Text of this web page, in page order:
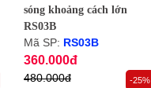
sóng khoảng cách lớn
RS03B
Mã SP: RS03B
360.000đ
480.000đ -25%